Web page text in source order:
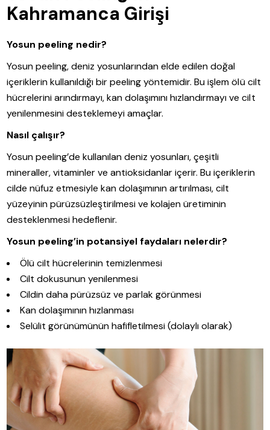
Kahramanca Girişi
Yosun peeling nedir?
Yosun peeling, deniz yosunlarından elde edilen doğal
içeriklerin kullanıldığı bir peeling yöntemidir. Bu işlem ölü cilt
hücrelerini arındırmayı, kan dolaşımını hızlandırmayı ve cilt
yenilenmesini desteklemeyi amaçlar.
Nasıl çalışır?
Yosun peeling’de kullanılan deniz yosunları, çeşitli
mineraller, vitaminler ve antioksidanlar içerir. Bu içeriklerin
cilde nüfuz etmesiyle kan dolaşımının artırılması, cilt
yüzeyinin pürüzsüzleştirilmesi ve kolajen üretiminin
desteklenmesi hedeflenir.
Yosun peeling’in potansiyel faydaları nelerdir?
Ölü cilt hücrelerinin temizlenmesi
Cilt dokusunun yenilenmesi
Cildin daha pürüzsüz ve parlak görünmesi
Kan dolaşımının hızlanması
Selülit görünümünün hafifletilmesi (dolaylı olarak)